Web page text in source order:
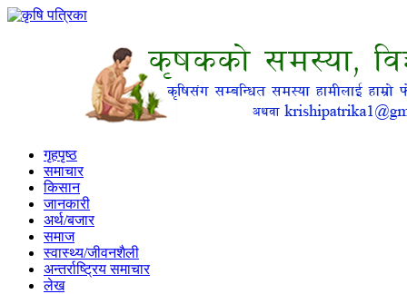
गृहपृष्ठ
समाचार
किसान
जानकारी
अर्थ/बजार
समाज
स्वास्थ्य/जीवनशैली
अन्तर्राष्ट्रिय समाचार
लेख